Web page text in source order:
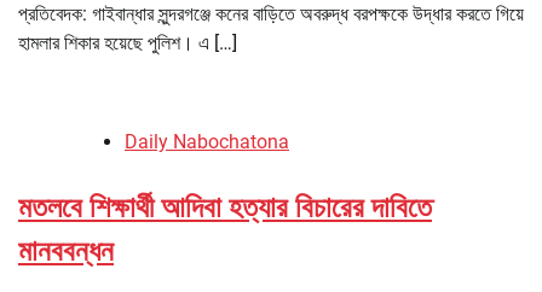
প্রতিবেদক: গাইবান্ধার সুন্দরগঞ্জে কনের বাড়িতে অবরুদ্ধ বরপক্ষকে উদ্ধার করতে গিয়ে
হামলার শিকার হয়েছে পুলিশ। এ […]
Daily Nabochatona
মতলবে শিক্ষার্থী আদিবা হত্যার বিচারের দাবিতে
মানববন্ধন